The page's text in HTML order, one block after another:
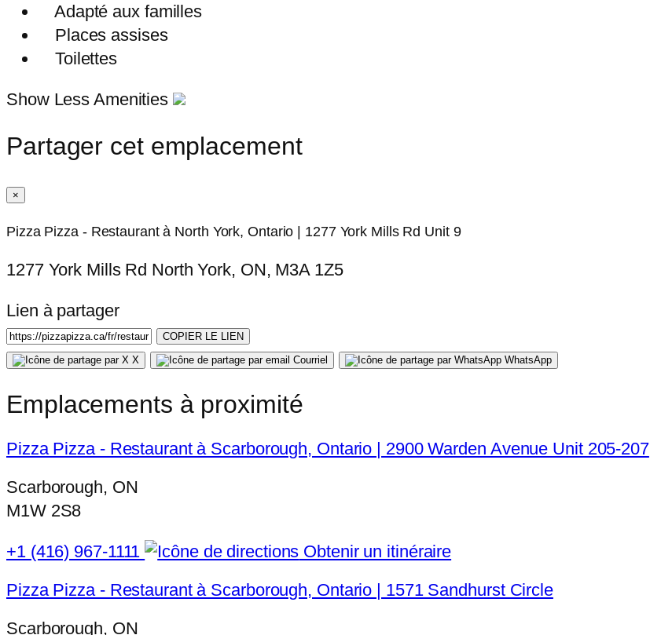
Adapté aux familles
Places assises
Toilettes
Show Less Amenities
Partager cet emplacement
×
Pizza Pizza - Restaurant à North York, Ontario | 1277 York Mills Rd Unit 9
1277 York Mills Rd North York, ON, M3A 1Z5
Lien à partager
COPIER LE LIEN
X
Courriel WhatsApp
Emplacements à proximité
Pizza Pizza - Restaurant à Scarborough, Ontario | 2900 Warden Avenue Unit 205-207
Scarborough, ON
M1W 2S8
+1 (416) 967-1111
Obtenir un itinéraire
Pizza Pizza - Restaurant à Scarborough, Ontario | 1571 Sandhurst Circle
Scarborough, ON